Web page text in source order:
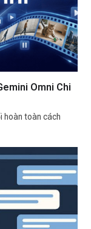
Omni Chi
hoàn toàn cách